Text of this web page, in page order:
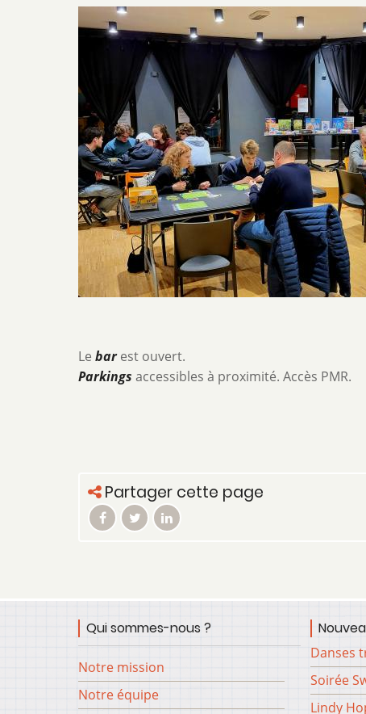
Image
Le barest ouvert.
Parkings accessibles à proximité. Accès PMR.
Partager cette page
Qui sommes-nous ?
Notre mission
Notre équipe
Danses
Soirée
Lindy